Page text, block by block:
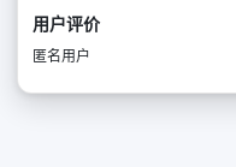
用户评价
匿名用户